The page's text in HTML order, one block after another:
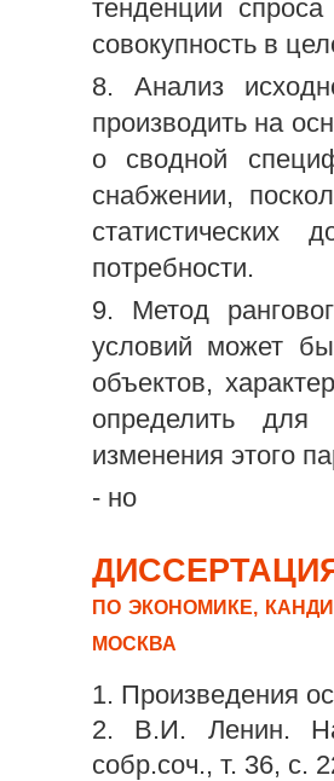
тенденции
совокупность в
8. Анализ
производить на
о сводной
снабжении,
потребности.
9. Метод
условий может
объектов,
определить для
изменения этого
- но
ПО ЭКОНОМИКЕ,
МОСКВА
1. Произведения
2. В.И. Ленин.
собр.соч., т. 36, с.